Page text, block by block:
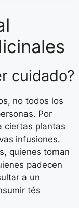
cuidado?
no todos los
Por
ciertas plantas
infusiones.
quienes toman
padecen
a un
tés